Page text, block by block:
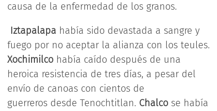
causa de la enfermedad de los granos.
Iztapalapa había sido devastada a sangre y
fuego por no aceptar la alianza con los teules.
Xochimilco había caído después de una
heroica resistencia de tres días, a pesar del
envío de canoas con cientos de
guerreros desde Tenochtitlan. Chalco se había